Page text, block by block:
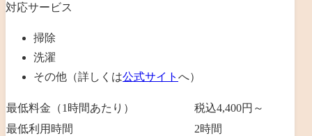
対応サービス
掃除
洗濯
その他（詳しくは公式サイト へ）
最低料金（1時間あたり）
税込4,400円～
最低利用時間
2時間